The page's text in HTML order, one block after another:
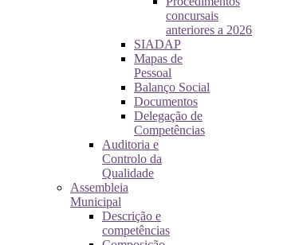
concursais
anteriores a 2026
SIADAP
Mapas de
Pessoal
Balanço Social
Documentos
Delegação de
Competências
Auditoria e
Controlo da
Qualidade
Assembleia
Municipal
Descrição e
competências